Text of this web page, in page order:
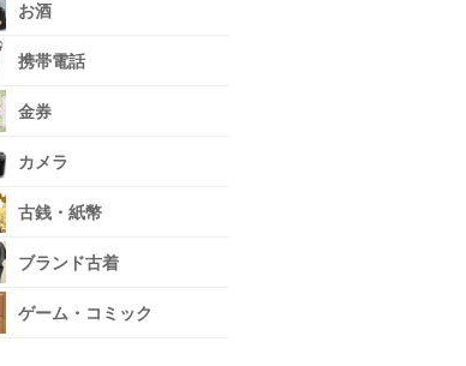
お酒
携帯電話
金券
カメラ
古銭・紙幣
ブランド古着
ゲーム・コミック